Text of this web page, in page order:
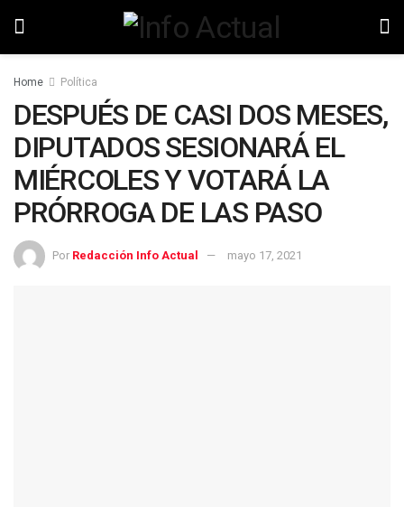
Home Política
DESPUÉS DE CASI DOS MESES,
DIPUTADOS SESIONARÁ EL
MIÉRCOLES Y VOTARÁ LA
PRÓRROGA DE LAS PASO
Por Redacción Info Actual mayo 17, 2021